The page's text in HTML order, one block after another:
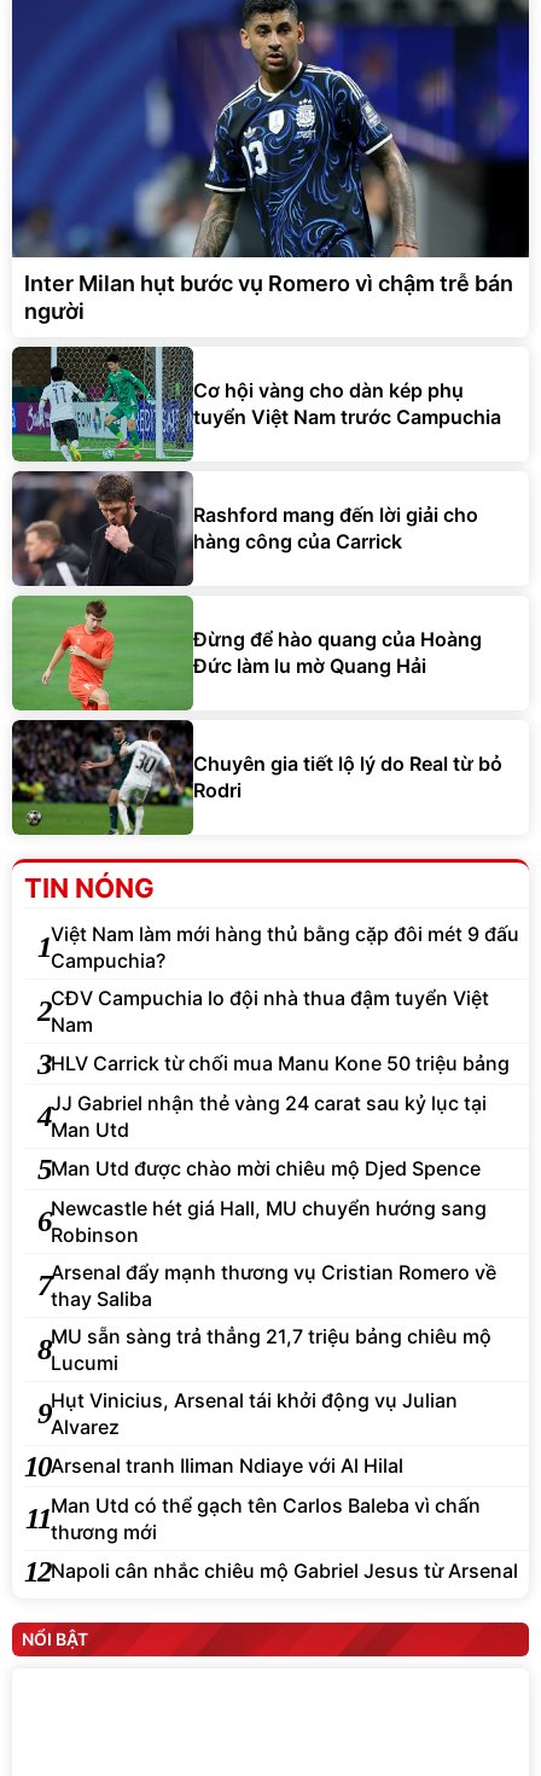
Inter Milan hụt bước vụ Romero vì chậm trễ bán
người
Cơ hội vàng cho dàn kép phụ
tuyển Việt Nam trước Campuchia
Rashford mang đến lời giải cho
hàng công của Carrick
Đừng để hào quang của Hoàng
Đức làm lu mờ Quang Hải
Chuyên gia tiết lộ lý do Real từ bỏ
Rodri
TIN NÓNG
1Việt Nam làm mới hàng thủ bằng cặp đôi mét 9 đấu
Campuchia?
2CĐV Campuchia lo đội nhà thua đậm tuyển Việt
Nam
3HLV Carrick từ chối mua Manu Kone 50 triệu bảng
4JJ Gabriel nhận thẻ vàng 24 carat sau kỷ lục tại
Man Utd
5Man Utd được chào mời chiêu mộ Djed Spence
6Newcastle hét giá Hall, MU chuyển hướng sang
Robinson
7Arsenal đẩy mạnh thương vụ Cristian Romero về
thay Saliba
8MU sẵn sàng trả thẳng 21,7 triệu bảng chiêu mộ
Lucumi
9Hụt Vinicius, Arsenal tái khởi động vụ Julian
Alvarez
10Arsenal tranh Iliman Ndiaye với Al Hilal
11Man Utd có thể gạch tên Carlos Baleba vì chấn
thương mới
12Napoli cân nhắc chiêu mộ Gabriel Jesus từ Arsenal
NỔI BẬT